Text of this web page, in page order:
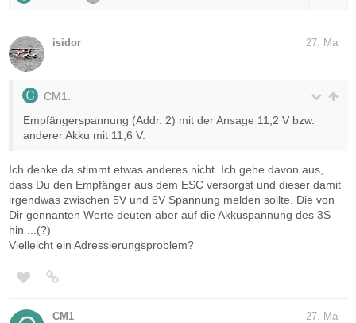
isidor 27. Mai
CM1:
Empfängerspannung (Addr. 2) mit der Ansage 11,2 V bzw.
anderer Akku mit 11,6 V.
Ich denke da stimmt etwas anderes nicht. Ich gehe davon aus,
dass Du den Empfänger aus dem ESC versorgst und dieser damit
irgendwas zwischen 5V und 6V Spannung melden sollte. Die von
Dir gennanten Werte deuten aber auf die Akkuspannung des 3S
hin ...(?)
Vielleicht ein Adressierungsproblem?
CM1 27. Mai